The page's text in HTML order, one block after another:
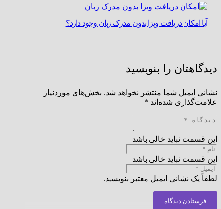
آیا امکان دریافت ویزا بدون مدرک زبان وجود دارد؟
دیدگاهتان را بنویسید
نشانی ایمیل شما منتشر نخواهد شد. بخش‌های موردنیاز
علامت‌گذاری شده‌اند *
این قسمت نباید خالی باشد
این قسمت نباید خالی باشد
لطفاً یک نشانی ایمیل معتبر بنویسید.
فرستادن دیدگاه